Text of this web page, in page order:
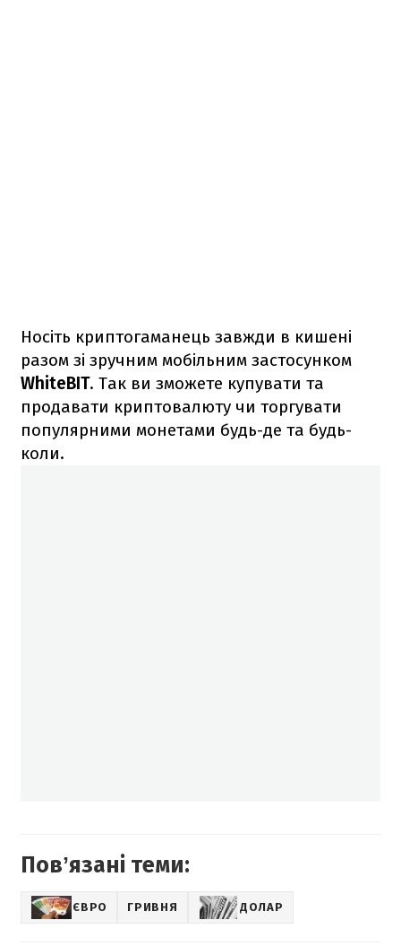
Носіть криптогаманець завжди в кишені
разом зі зручним мобільним застосунком
WhiteBIT. Так ви зможете купувати та
продавати криптовалюту чи торгувати
популярними монетами будь-де та будь-
коли.
Повʼязані теми:
ЄВРО ГРИВНЯ ДОЛАР